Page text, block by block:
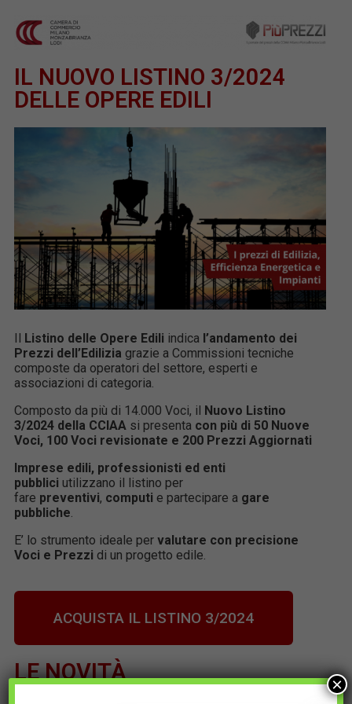
IL NUOVO LISTINO 3/2024
DELLE OPERE EDILI
Listino delle Opere Edili indica l’andamento dei
Prezzi dell’Edilizia grazie a Commissioni tecniche
composte da operatori del settore, esperti e
associazioni di categoria.
Composto da più di 14.000 Voci, il
Nuovo Listino
3/2024 della CCIAA si presenta con più di 50 Nuove
Voci, 100 Voci revisionate e 200 Prezzi Aggiornati
Imprese edili, professionisti ed enti
pubblici utilizzano il listino per
fare preventivi, computi e partecipare a gare
pubbliche.
E’ lo strumento ideale per valutare con precisione
Voci e Prezzi di un progetto edile.
ACQUISTA IL LISTINO 3/2024
LE NOVITÀ ×